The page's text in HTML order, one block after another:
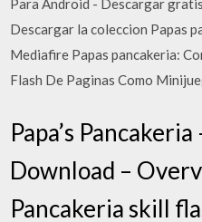
Para Android - Descargar
Descargar la coleccion Papas
Mediafire Papas pancakeria:
Flash De Paginas Como
Papa’s
Download –
Pancakeria skill